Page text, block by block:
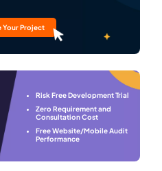
Your Project
Risk Free Development Trial
Zero Requirement and
Consultation Cost
Free Website/Mobile Audit
Performance